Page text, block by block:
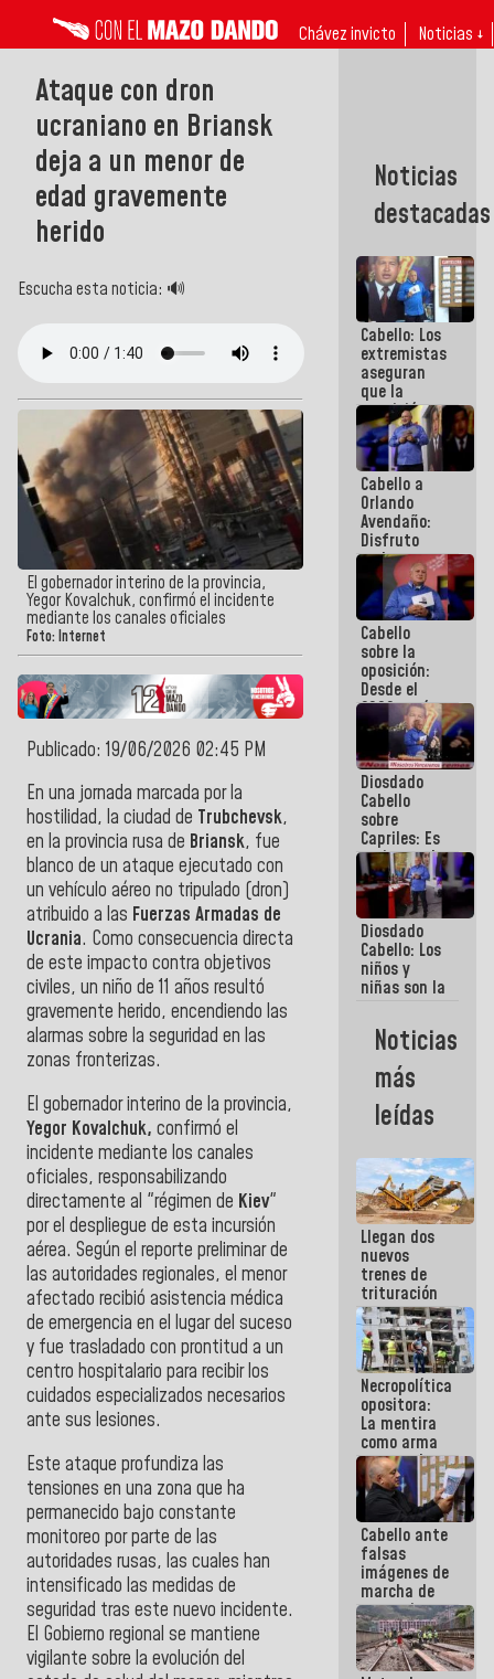
Chávez invicto Noticias ↓
Ataque con dron
ucraniano en Briansk
deja a un menor de
edad gravemente
herido
Escucha esta noticia: 🔊
El gobernador interino de la provincia,
Yegor Kovalchuk, confirmó el incidente
mediante los canales oficiales
Foto: Internet
Publicado: 19/06/2026 02:45 PM
En una jornada marcada por la
hostilidad, la ciudad de Trubchevsk,
en la provincia rusa de Briansk, fue
blanco de un ataque ejecutado con
un vehículo aéreo no tripulado (dron)
atribuido a las Fuerzas Armadas de
Ucrania. Como consecuencia directa
de este impacto contra objetivos
civiles, un niño de 11 años resultó
gravemente herido, encendiendo las
alarmas sobre la seguridad en las
zonas fronterizas.
El gobernador interino de la provincia,
Yegor Kovalchuk, confirmó el
incidente mediante los canales
oficiales, responsabilizando
directamente al "régimen de Kiev"
por el despliegue de esta incursión
aérea. Según el reporte preliminar de
las autoridades regionales, el menor
afectado recibió asistencia médica
de emergencia en el lugar del suceso
y fue trasladado con prontitud a un
centro hospitalario para recibir los
cuidados especializados necesarios
ante sus lesiones.
Este ataque profundiza las
tensiones en una zona que ha
permanecido bajo constante
monitoreo por parte de las
autoridades rusas, las cuales han
intensificado las medidas de
seguridad tras este nuevo incidente.
El Gobierno regional se mantiene
vigilante sobre la evolución del
Noticias
destacadas
Cabello: Los
extremistas
aseguran
que la
oposición
actual es la
más
dividida de
la historia
de
Venezuela
Cabello a
Orlando
Avendaño:
Disfruto
cada vez
que escribes
porque lo
que haces
es
embarrarla
Cabello
sobre la
oposición:
Desde el
2002 están
intentando
quemar el
país ante la
ausencia de
políticos
verdaderos
Diosdado
Cabello
sobre
Capriles: Es
un inmoral
de la
política
Diosdado
Cabello: Los
niños y
niñas son la
fundamental
de lo que
estamos
haciendo
Noticias
más
leídas
Llegan dos
nuevos
trenes de
trituración
para
optimizar
manejo de
escombros
en La Guaira
Necropolítica
opositora:
La mentira
como arma
contra el
Pueblo
Cabello ante
falsas
imágenes de
marcha de
extremistas:
Son unos
coberos,
viven de la